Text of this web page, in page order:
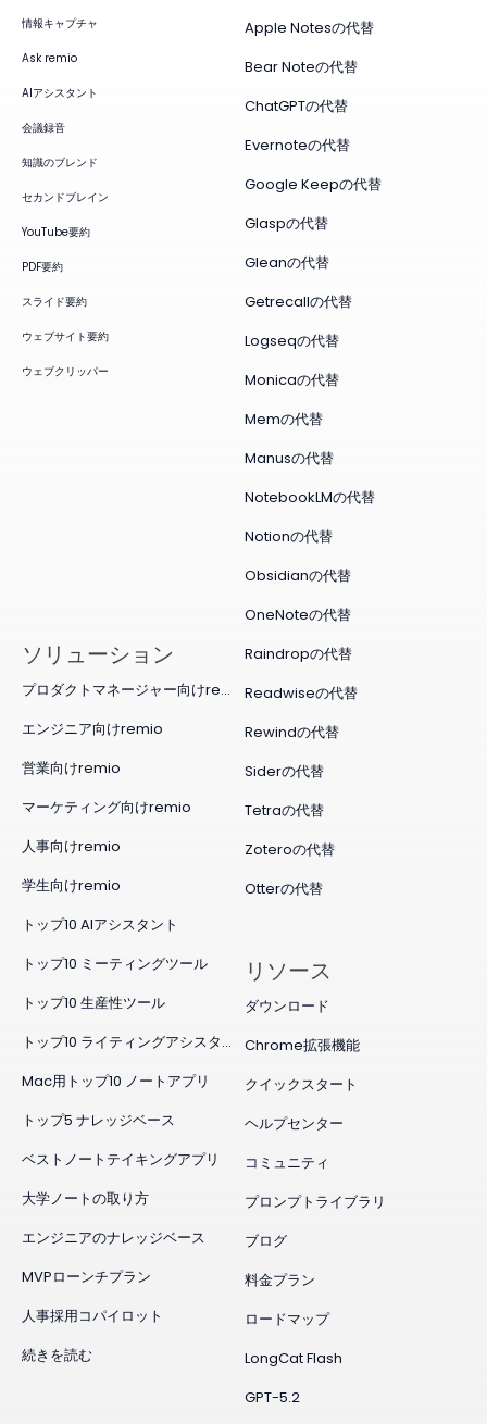
情報キャプチャ
Ask remio
AIアシスタント
会議録音
知識のブレンド
セカンドブレイン
YouTube要約
PDF要約
スライド要約
ウェブサイト要約
ウェブクリッパー
Apple Notesの代替
Bear Noteの代替
ChatGPTの代替
Evernoteの代替
Google Keepの代替
Glaspの代替
Gleanの代替
Getrecallの代替
Logseqの代替
Monicaの代替
Memの代替
Manusの代替
NotebookLMの代替
Notionの代替
Obsidianの代替
OneNoteの代替
Raindropの代替
Readwiseの代替
Rewindの代替
Siderの代替
Tetraの代替
Zoteroの代替
Otterの代替
ソリューション
プロダクトマネージャー向けremio
エンジニア向けremio
営業向けremio
マーケティング向けremio
人事向けremio
学生向けremio
トップ10 AIアシスタント
トップ10 ミーティングツール
トップ10 生産性ツール
トップ10 ライティングアシスタント
Mac用トップ10 ノートアプリ
トップ5 ナレッジベース
ベストノートテイキングアプリ
大学ノートの取り方
エンジニアのナレッジベース
MVPローンチプラン
人事採用コパイロット
続きを読む
リソース
ダウンロード
Chrome拡張機能
クイックスタート
ヘルプセンター
コミュニティ
プロンプトライブラリ
ブログ
料金プラン
ロードマップ
LongCat Flash
GPT-5.2